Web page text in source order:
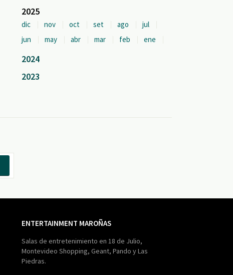
2025
dic nov oct set ago
jul
jun
may abr mar feb ene
2024
2023
ENTERTAINMENT MAROÑAS
Salas de entretenimiento en 18 de Julio,
Montevideo Shopping, Geant, Pando y Las
Piedras.